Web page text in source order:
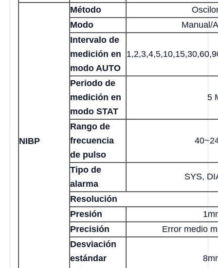
NIBP
Método
Modo
Manual/
Intervalo de
medición en
modo AUTO
Periodo de
medición en
modo STAT
5
Rango de
frecuencia
de pulso
Tipo de
alarma
SYS,
Resolución
Presión
Precisión
Error medio
Desviación
estándar